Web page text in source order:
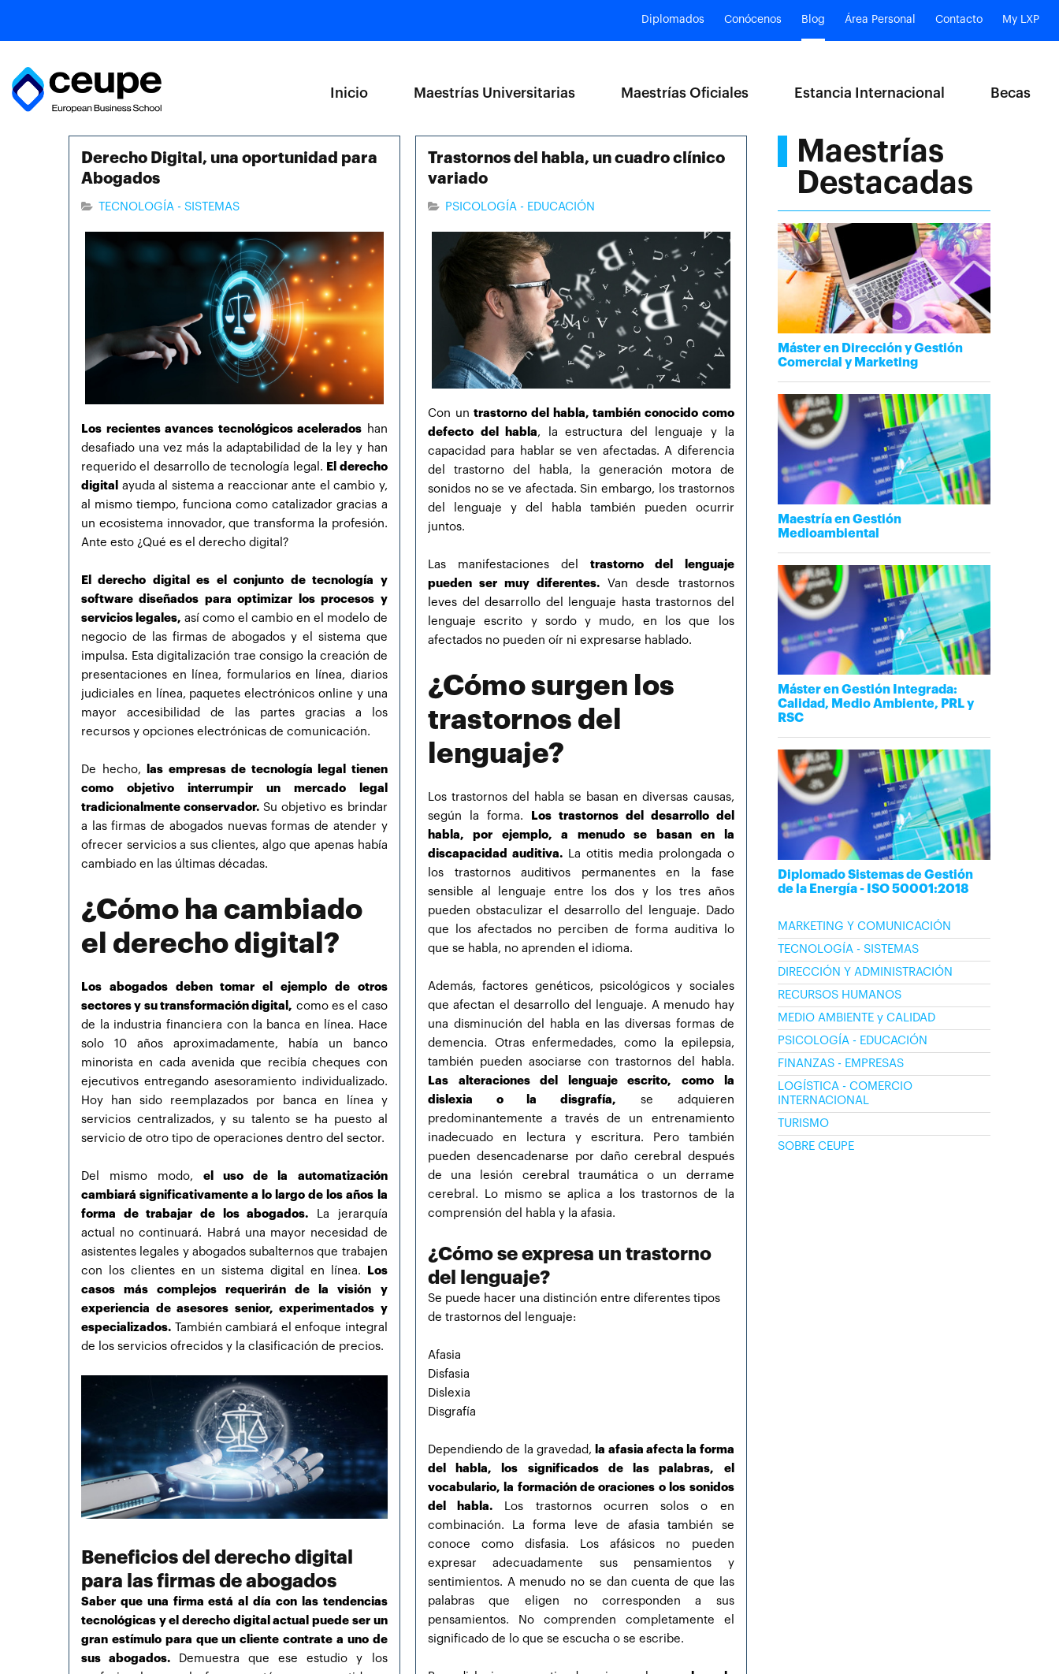
Diplomados Conócenos Blog Área Personal Contacto My LXP
Inicio Maestrías Universitarias Maestrías Oficiales Estancia Internacional Becas
Derecho Digital, una oportunidad para
Abogados
TECNOLOGÍA - SISTEMAS
Los recientes avances tecnológicos acelerados han
desafiado una vez más la adaptabilidad de la ley y han
requerido el desarrollo de tecnología legal. El derecho
digital
ayuda al sistema a reaccionar ante el cambio y,
al mismo tiempo, funciona como catalizador gracias a
un ecosistema innovador, que transforma la profesión.
Ante esto ¿Qué es el derecho digital?
El derecho digital es el conjunto de tecnología y
software diseñados para optimizar los procesos y
servicios legales, así como el cambio en el modelo de
negocio de las firmas de abogados y el sistema que
impulsa. Esta digitalización trae consigo la creación de
presentaciones en línea, formularios en línea, diarios
judiciales en línea, paquetes electrónicos online y una
mayor accesibilidad de las partes gracias a los
recursos y opciones electrónicas de comunicación.
De hecho,
las empresas de tecnología legal tienen
como objetivo interrumpir un mercado legal
tradicionalmente conservador. Su objetivo es brindar
a las firmas de abogados nuevas formas de atender y
ofrecer servicios a sus clientes, algo que apenas había
cambiado en las últimas décadas.
¿Cómo ha cambiado
el derecho digital?
Los abogados deben tomar el ejemplo de otros
sectores y su transformación digital, como es el caso
de la industria financiera con la banca en línea. Hace
solo 10 años aproximadamente, había un banco
minorista en cada avenida que recibía cheques con
ejecutivos entregando asesoramiento individualizado.
Hoy han sido reemplazados por banca en línea y
servicios centralizados, y su talento se ha puesto al
servicio de otro tipo de operaciones dentro del sector.
Del mismo modo,el uso de la automatización
cambiará significativamente a lo largo de los años la
forma de trabajar de los abogados. La jerarquía
actual no continuará. Habrá una mayor necesidad de
asistentes legales y abogados subalternos que trabajen
con los clientes en un sistema digital en línea.
Los
casos más complejos requerirán de la visión y
experiencia de asesores senior, experimentados y
especializados. También cambiará el enfoque integral
de los servicios ofrecidos y la clasificación de precios.
Beneficios del derecho digital
para las firmas de abogados
Saber que una firma está al día con las tendencias
tecnológicas y el derecho digital actual puede ser un
gran estímulo para que un cliente contrate a uno de
sus abogados. Demuestra que ese estudio y los
Trastornos del habla, un cuadro clínico
variado
PSICOLOGÍA - EDUCACIÓN
Con untrastorno del habla, también conocido como
defecto del habla, la estructura del lenguaje y la
capacidad para hablar se ven afectadas. A diferencia
del trastorno del habla, la generación motora de
sonidos no se ve afectada. Sin embargo, los trastornos
del lenguaje y del habla también pueden ocurrir
juntos.
Las manifestaciones deltrastorno del lenguaje
pueden ser muy diferentes. Van desde trastornos
leves del desarrollo del lenguaje hasta trastornos del
lenguaje escrito y sordo y mudo, en los que los
afectados no pueden oír ni expresarse hablado.
¿Cómo surgen los
trastornos del
lenguaje?
Los trastornos del habla se basan en diversas causas,
según la forma.
Los trastornos del desarrollo del
habla, por ejemplo, a menudo se basan en la
discapacidad auditiva.La otitis media prolongada o
los trastornos auditivos permanentes en la fase
sensible al lenguaje entre los dos y los tres años
pueden obstaculizar el desarrollo del lenguaje. Dado
que los afectados no perciben de forma auditiva lo
que se habla, no aprenden el idioma.
Además, factores genéticos, psicológicos y sociales
que afectan el desarrollo del lenguaje. A menudo hay
una disminución del habla en las diversas formas de
demencia. Otras enfermedades, como la epilepsia,
también pueden asociarse con trastornos del habla.
Las alteraciones del lenguaje escrito, como la
dislexia o la disgrafía, se adquieren
predominantemente a través de un entrenamiento
inadecuado en lectura y escritura. Pero también
pueden desencadenarse por daño cerebral después
de una lesión cerebral traumática o un derrame
cerebral. Lo mismo se aplica a los trastornos de la
comprensión del habla y la afasia.
¿Cómo se expresa un trastorno
del lenguaje?
Se puede hacer una distinción entre diferentes tipos
de trastornos del lenguaje:
Afasia
Disfasia
Dislexia
Disgrafía
Dependiendo de la gravedad, la afasia afecta la forma
del habla, los significados de las palabras, el
vocabulario, la formación de oraciones o los sonidos
del habla. Los trastornos ocurren solos o en
combinación. La forma leve de afasia también se
conoce como disfasia. Los afásicos no pueden
expresar adecuadamente sus pensamientos y
sentimientos. A menudo no se dan cuenta de que las
palabras que eligen no corresponden a sus
pensamientos. No comprenden completamente el
significado de lo que se escucha o se escribe.
Maestrías
Destacadas
Máster en Dirección y Gestión
Comercial y Marketing
Maestría en Gestión
Medioambiental
Máster en Gestión Integrada:
Calidad, Medio Ambiente, PRL y
RSC
Diplomado Sistemas de Gestión
de la Energía - ISO 50001:2018
MARKETING Y COMUNICACIÓN
TECNOLOGÍA - SISTEMAS
DIRECCIÓN Y ADMINISTRACIÓN
RECURSOS HUMANOS
MEDIO AMBIENTE y CALIDAD
PSICOLOGÍA - EDUCACIÓN
FINANZAS - EMPRESAS
LOGÍSTICA - COMERCIO
INTERNACIONAL
TURISMO
SOBRE CEUPE